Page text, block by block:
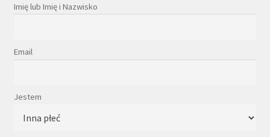
Imię lub Imię i Nazwisko
Email
Jestem